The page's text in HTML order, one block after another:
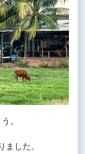
。
した。